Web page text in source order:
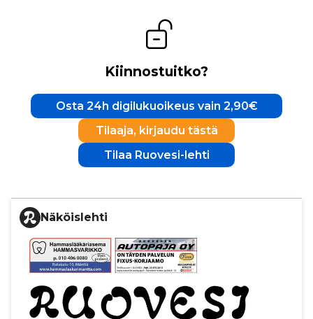
Kiinnostuitko?
Osta 24h digilukuoikeus vain 2,90€
Tilaaja, kirjaudu tästä
Tilaa Ruovesi-lehti
Näköislehti